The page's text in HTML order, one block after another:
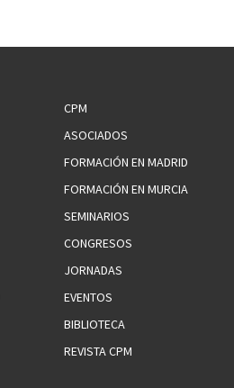
CPM
ASOCIADOS
FORMACIÓN EN MADRID
FORMACIÓN EN MURCIA
SEMINARIOS
CONGRESOS
JORNADAS
EVENTOS
BIBLIOTECA
REVISTA CPM